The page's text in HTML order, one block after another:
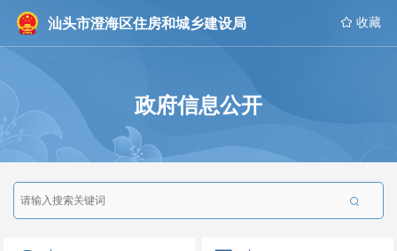
汕头市澄海区住房和城乡建设局  收藏
政府信息公开
